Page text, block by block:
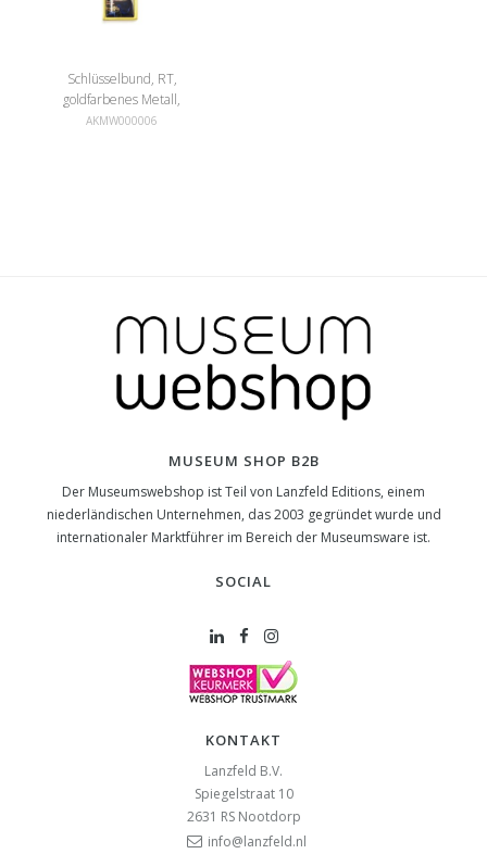
Schlüsselbund, RT,
goldfarbenes Metall,
Milchmädchen Vermeer
AKMW000006
MUSEUM SHOP B2B
Der Museumswebshop ist Teil von Lanzfeld Editions, einem
niederländischen Unternehmen, das 2003 gegründet wurde und
internationaler Marktführer im Bereich der Museumsware ist.
SOCIAL
KONTAKT
Lanzfeld B.V.
Spiegelstraat 10
2631 RS Nootdorp
info@lanzfeld.nl